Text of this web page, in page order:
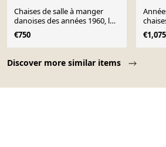
Discover more similar items
Chaises de salle à manger
danoises des années 1960, lot
de 4 pièces, tissu en laine, bois
de chêne massif.
€750 €1,075